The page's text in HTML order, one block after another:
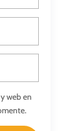
web en